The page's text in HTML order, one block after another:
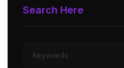
Search Here